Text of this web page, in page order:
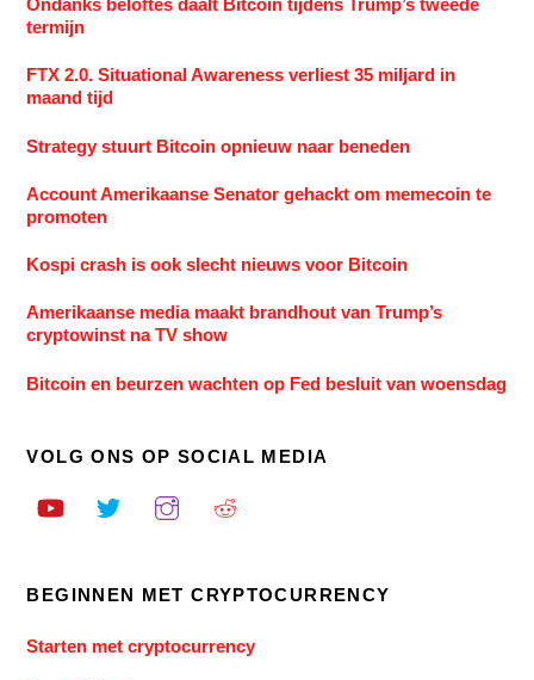
Ondanks beloftes daalt Bitcoin tijdens Trump’s tweede
termijn
FTX 2.0. Situational Awareness verliest 35 miljard in
maand tijd
Strategy stuurt Bitcoin opnieuw naar beneden
Account Amerikaanse Senator gehackt om memecoin te
promoten
Kospi crash is ook slecht nieuws voor Bitcoin
Amerikaanse media maakt brandhout van Trump’s
cryptowinst na TV show
Bitcoin en beurzen wachten op Fed besluit van woensdag
VOLG ONS OP SOCIAL MEDIA
BEGINNEN MET CRYPTOCURRENCY
Starten met cryptocurrency